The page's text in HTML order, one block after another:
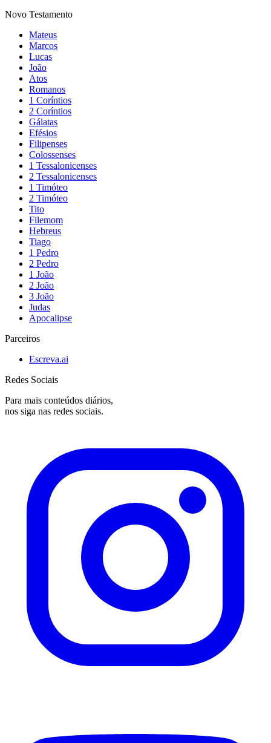
Novo Testamento
Mateus
Marcos
Lucas
João
Atos
Romanos
1 Coríntios
2 Coríntios
Gálatas
Efésios
Filipenses
Colossenses
1 Tessalonicenses
2 Tessalonicenses
1 Timóteo
2 Timóteo
Tito
Filemom
Hebreus
Tiago
1 Pedro
2 Pedro
1 João
2 João
3 João
Judas
Apocalipse
Parceiros
Escreva.ai
Redes Sociais
Para mais conteúdos diários,
nos siga nas redes sociais.